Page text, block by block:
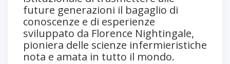
future generazioni il bagaglio di
conoscenze e di esperienze
sviluppato da Florence Nightingale,
pioniera delle scienze infermieristiche
nota e amata in tutto il mondo.